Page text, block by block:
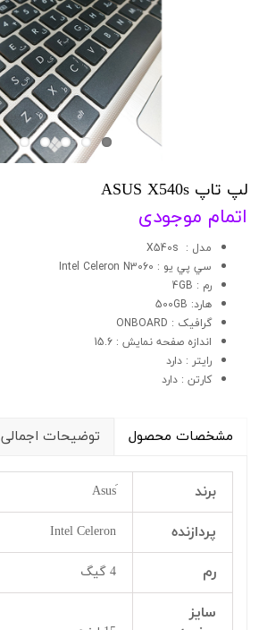
لپ تاپ ASUS X540s
اتمام موجودی
مدل : X540s
سي پي يو : Intel Celeron N3060
رم : 4GB
هارد: 500GB
گرافيک : ONBOARD
اندازه صفحه نمایش : 15.6
رایتر : دارد
کارتن : دارد
مشخصات محصول توضیحات اجمالی
برند
پردازنده Intel Celeron
رم 4 گیگ
سایز